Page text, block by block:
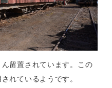
留置されています。この
れているようです。